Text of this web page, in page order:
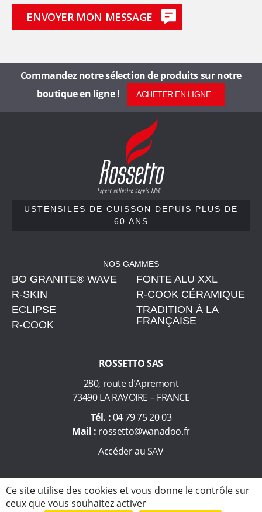
s
e
6
a
n
s
Commandez notre sélection de produits sur notre
boutique en ligne !
ACHETER EN LIGNE
s
e
t
t
t
e
s
d
c
u
i
s
o
n
USTENSILES DE CUISSON
DEPUIS PLUS DE
60 ANS
NOS GAMMES
BO GRANITE® WAVE
R-SKIN
ECLIPSE
R-COOK
FONTE ALU XXL
R-COOK CÉRAMIQUE
TRADITION À LA
FRANÇAISE
ROSSETTO SAS
280, route d’Apremont
73490 LA RAVOIRE – FRANCE
Tél. :04 79 75 20 03
Mail : rossetto@wanadoo.fr
Accéder au SAV
de 60 ans 2026
Politique de confidentialité
Ce site utilise des cookies et vous donne le contrôle sur
ceux que vous souhaitez activer